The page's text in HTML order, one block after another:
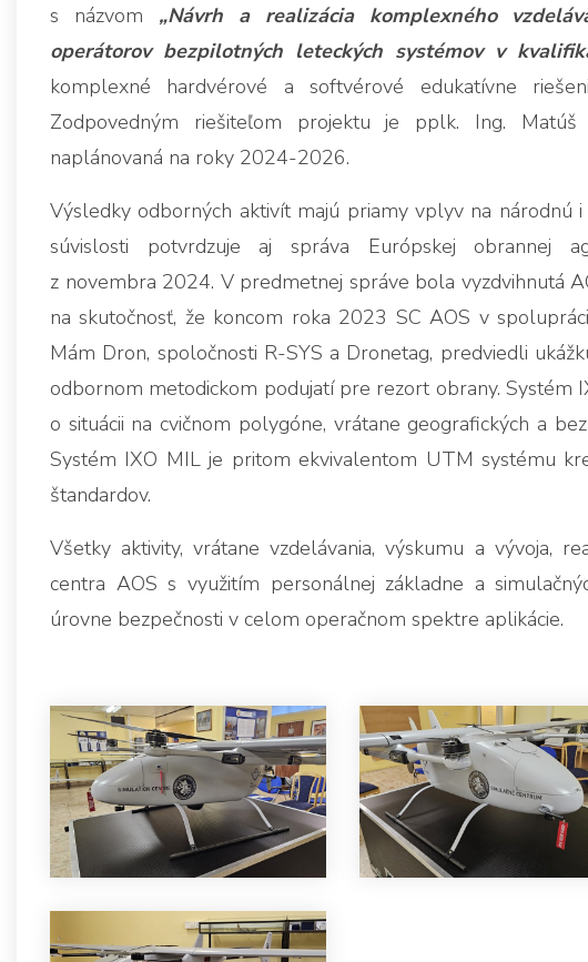
s názvom
„Návrh a realizácia komplexného
operátorov bezpilotných leteckých systémov v
komplexné hardvérové a softvérové edukatívne
Zodpovedným riešiteľom projektu je pplk. Ing.
naplánovaná na roky 2024-2026.
Výsledky odborných aktivít majú priamy vplyv na národnú
súvislosti potvrdzuje aj správa Európskej obrannej
z novembra 2024. V predmetnej správe bola vyzdvihnutá
na skutočnosť, že koncom roka 2023 SC AOS v
Mám Dron, spoločnosti R-SYS a Dronetag, predviedli
odbornom metodickom podujatí pre rezort obrany. Systém
o situácii na cvičnom polygóne, vrátane geografických a
Systém IXO MIL je pritom ekvivalentom UTM systému
štandardov.
Všetky aktivity, vrátane vzdelávania, výskumu a vývoja,
centra AOS s využitím personálnej základne a
úrovne bezpečnosti v celom operačnom spektre aplikácie.